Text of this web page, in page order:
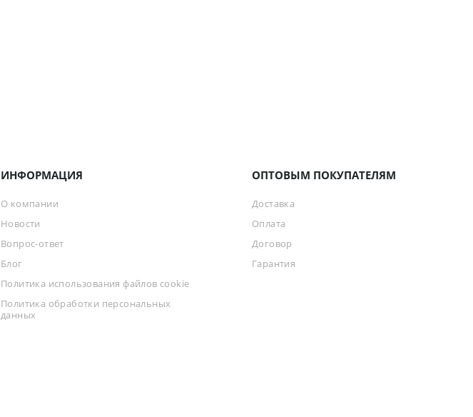
ИНФОРМАЦИЯ
О компании
Новости
Вопрос-ответ
Блог
Политика использования файлов cookie
Политика обработки персональных
данных
ОПТОВЫМ ПОКУПАТЕЛЯМ
Доставка
Оплата
Договор
Гарантия